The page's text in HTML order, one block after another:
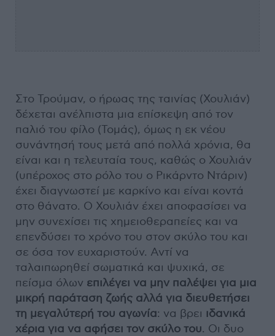
Στο Τρούμαν, ο ήρωας της ταινίας (Χουλιάν)
δέχεται ανέλπιστα μια επίσκεψη από τον
παλιό του φίλο (Τομάς), όμως η εκ νέου
συνάντησή τους μετά από πολλά χρόνια, θα
είναι και η τελευταία τους, καθώς ο Χουλιάν
(υπέροχος στο ρόλο του ο Ρικάρντο Ντάριν)
έχει διαγνωστεί με καρκίνο και είναι κοντά
στο θάνατο. Ο Χουλιάν έχει αποφασίσει να
μην συνεχίσει τις χημειοθεραπείες και να
επενδύσει το χρόνο του στον σκύλο του και
σε όσα τον ευχαριστούν. Αντί να
ταλαιπωρηθεί σωματικά και ψυχικά, σε
πείσμα όλων επιλέγει να μην παλέψει για μια
μικρή παράταση ζωής αλλά για διευθετήσει
τη μεγαλύτερή του αγωνία: να βρει ιδανικά
χέρια για να αφήσει τον σκύλο του. Οι δυο